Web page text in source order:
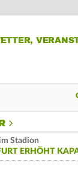
Stadion
ERHÖHT